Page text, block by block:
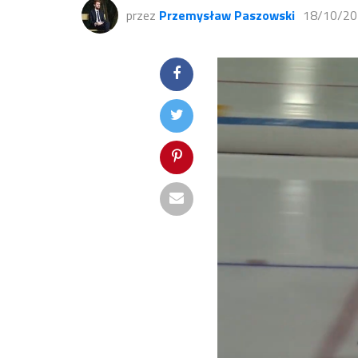
przez Przemysław Paszowski 18/10/